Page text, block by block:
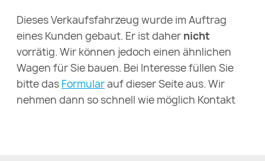
Dieses Verkaufsfahrzeug wurde im Auftrag
eines Kunden gebaut. Er ist daher nicht
vorrätig. Wir können jedoch einen ähnlichen
Wagen für Sie bauen. Bei Interesse füllen Sie
bitte das Formularauf dieser Seite aus. Wir
nehmen dann so schnell wie möglich Kontakt